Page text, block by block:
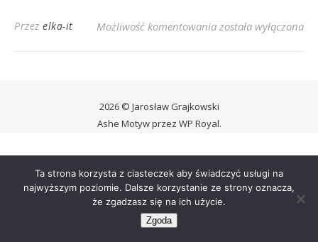
Przez elka-it Możliwość komentowania Dzikowo 4
została wyłączona
2026 © Jarosław Grajkowski
Ashe Motyw przez WP Royal.
Ta strona korzysta z ciasteczek aby świadczyć usługi na
najwyższym poziomie. Dalsze korzystanie ze strony oznacza,
że zgadzasz się na ich użycie.
Zgoda